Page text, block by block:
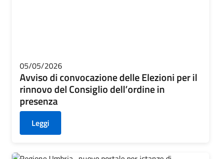
05/05/2026
Avviso di convocazione delle Elezioni per il
rinnovo del Consiglio dell’ordine in
presenza
Leggi